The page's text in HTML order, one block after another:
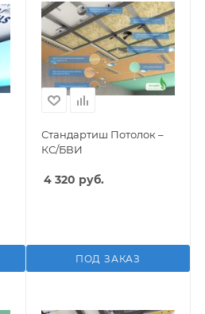
Стандартиш Потолок –
КС/БВИ
4 320 руб.
ПОД ЗАКАЗ